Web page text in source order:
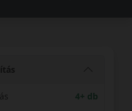
4+ db